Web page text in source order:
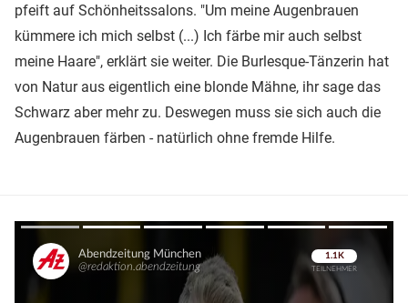
pfeift auf Schönheitssalons. "Um meine Augenbrauen
kümmere ich mich selbst (...) Ich färbe mir auch selbst
meine Haare", erklärt sie weiter. Die Burlesque-Tänzerin hat
von Natur aus eigentlich eine blonde Mähne, ihr sage das
Schwarz aber mehr zu. Deswegen muss sie sich auch die
Augenbrauen färben - natürlich ohne fremde Hilfe.
Überspringen